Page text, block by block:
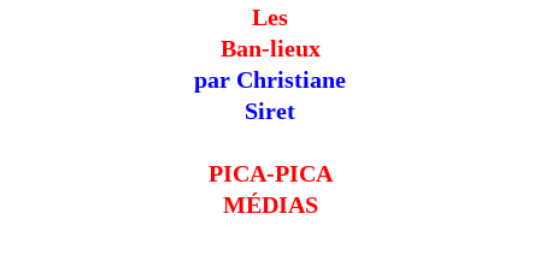
Les
Ban-lieux
par Christiane
Siret
PICA-PICA
MÉDIAS